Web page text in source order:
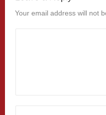
Your email address will not